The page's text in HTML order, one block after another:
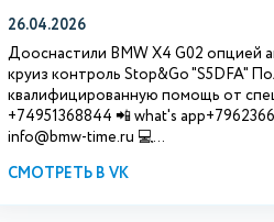
26.04.2026
Дооснастили BMW X4 G02 опцией
круиз контроль Stop&Go "S5DFA"
квалифицированную помощь от
+74951368844 📲 what's
info@bmw-time.ru 💻...
СМОТРЕТЬ В VK